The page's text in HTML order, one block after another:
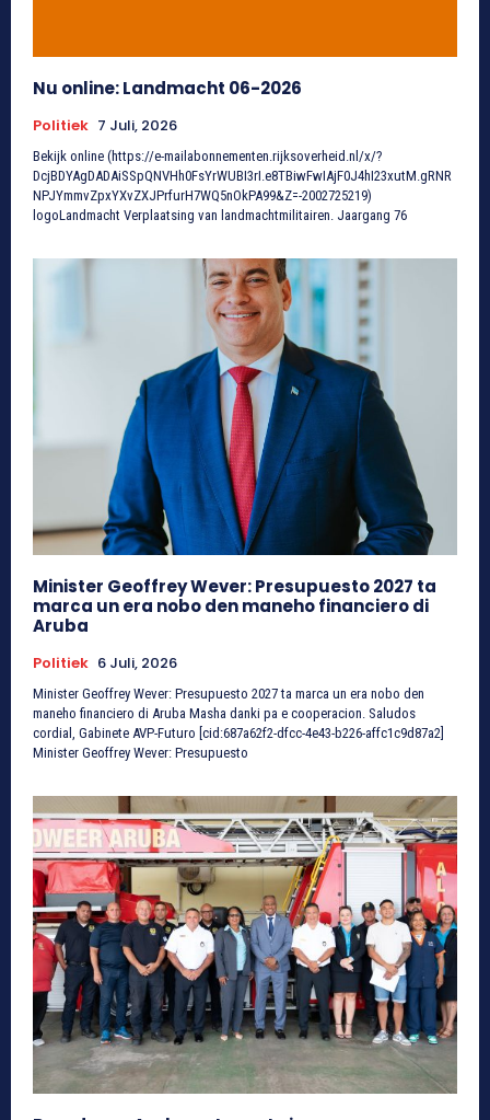
Nu online: Landmacht 06-2026
Politiek 7 Juli, 2026
Bekijk online (https://e-mailabonnementen.rijksoverheid.nl/x/?
DcjBDYAgDADAiSSpQNVHh0FsYrWUBI3rI.e8TBiwFwIAjF0J4hI23xutM.gRNR
NPJYmmvZpxYXvZXJPrfurH7WQ5nOkPA99&Z=-2002725219)
logoLandmacht Verplaatsing van landmachtmilitairen. Jaargang 76
Minister Geoffrey Wever: Presupuesto 2027 ta
marca un era nobo den maneho financiero di
Aruba
Politiek 6 Juli, 2026
Minister Geoffrey Wever: Presupuesto 2027 ta marca un era nobo den
maneho financiero di Aruba Masha danki pa e cooperacion. Saludos
cordial, Gabinete AVP-Futuro [cid:687a62f2-dfcc-4e43-b226-affc1c9d87a2]
Minister Geoffrey Wever: Presupuesto